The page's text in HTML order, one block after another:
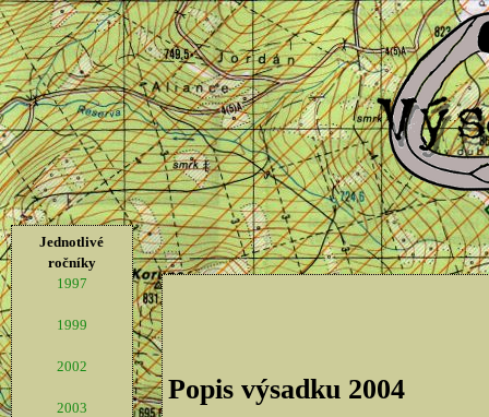
Jednotlivé
ročníky
1997
1999
2002
2003
Popis výsadku 2004